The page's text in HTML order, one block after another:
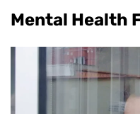
Mental Health